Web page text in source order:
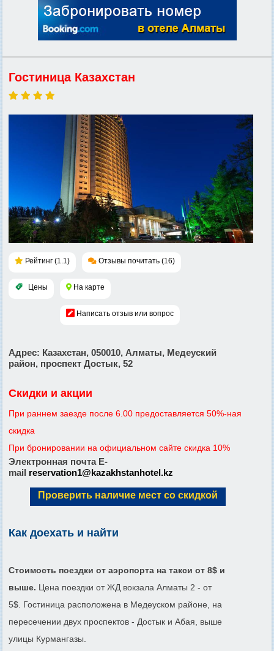
Гостиница Казахстан
Рейтинг (1.1) Отзывы почитать (16)
Цены На карте
Написать отзыв или вопрос
Адрес: Казахстан, 050010, Алматы, Медеуский
район, проспект Достык, 52
Скидки и акции
При раннем заезде после 6.00 предоставляется 50%-ная
скидка
При бронировании на официальном сайте скидка 10%
Электронная почта E-
mail reservation1@kazakhstanhotel.kz
Проверить наличие мест со скидкой
Как доехать и найти
Стоимость поездки от аэропорта на такси от 8$ и
выше. Цена поездки от ЖД вокзала Алматы 2 - от
5$. Гостиница расположена в Медеуском районе, на
пересечении двух проспектов - Достык и Абая, выше
улицы Курмангазы.